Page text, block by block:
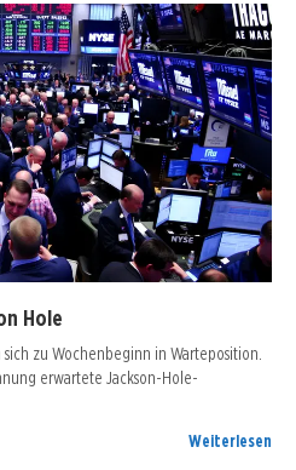
Hole
zu Wochenbeginn in Warteposition.
erwartete Jackson-Hole-
Weiterlesen